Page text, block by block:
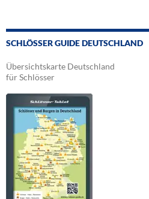
SCHLÖSSER GUIDE DEUTSCHLAND
Übersichtskarte Deutschland
für Schlösser